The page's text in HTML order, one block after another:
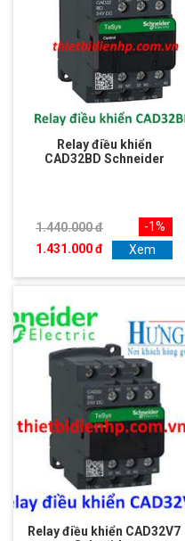
Relay điều khiển
CAD32BD Schneider
1.440.000 đ
1.431.000 đ
-1%
Xem
Relay điều khiển CAD32V7